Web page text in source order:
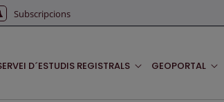
Subscripcions
D´ESTUDIS REGISTRALS GEOPORTAL